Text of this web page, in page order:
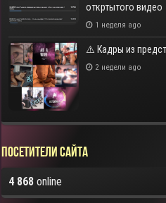
откртытого видео
1 неделя ago
⚠️ Кадры из
2 недели ago
Посетители сайта
4 868 online